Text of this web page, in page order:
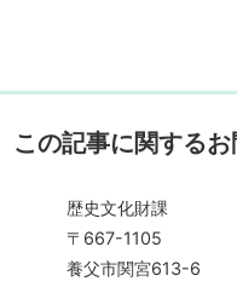
この記事に関する
歴史文化財課
〒667-1105
養父市関宮613-6